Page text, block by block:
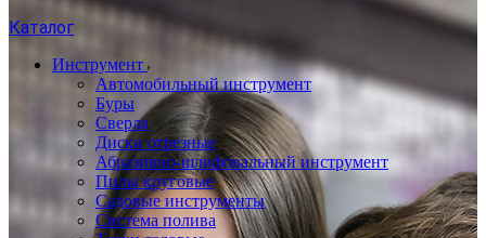
Каталог
Инструмент
Автомобильный инструмент
Буры
Сверла
Диски отрезные
Абразивно-шлифовальный инструмент
Пилы круговые
Садовые инструменты
Система полива